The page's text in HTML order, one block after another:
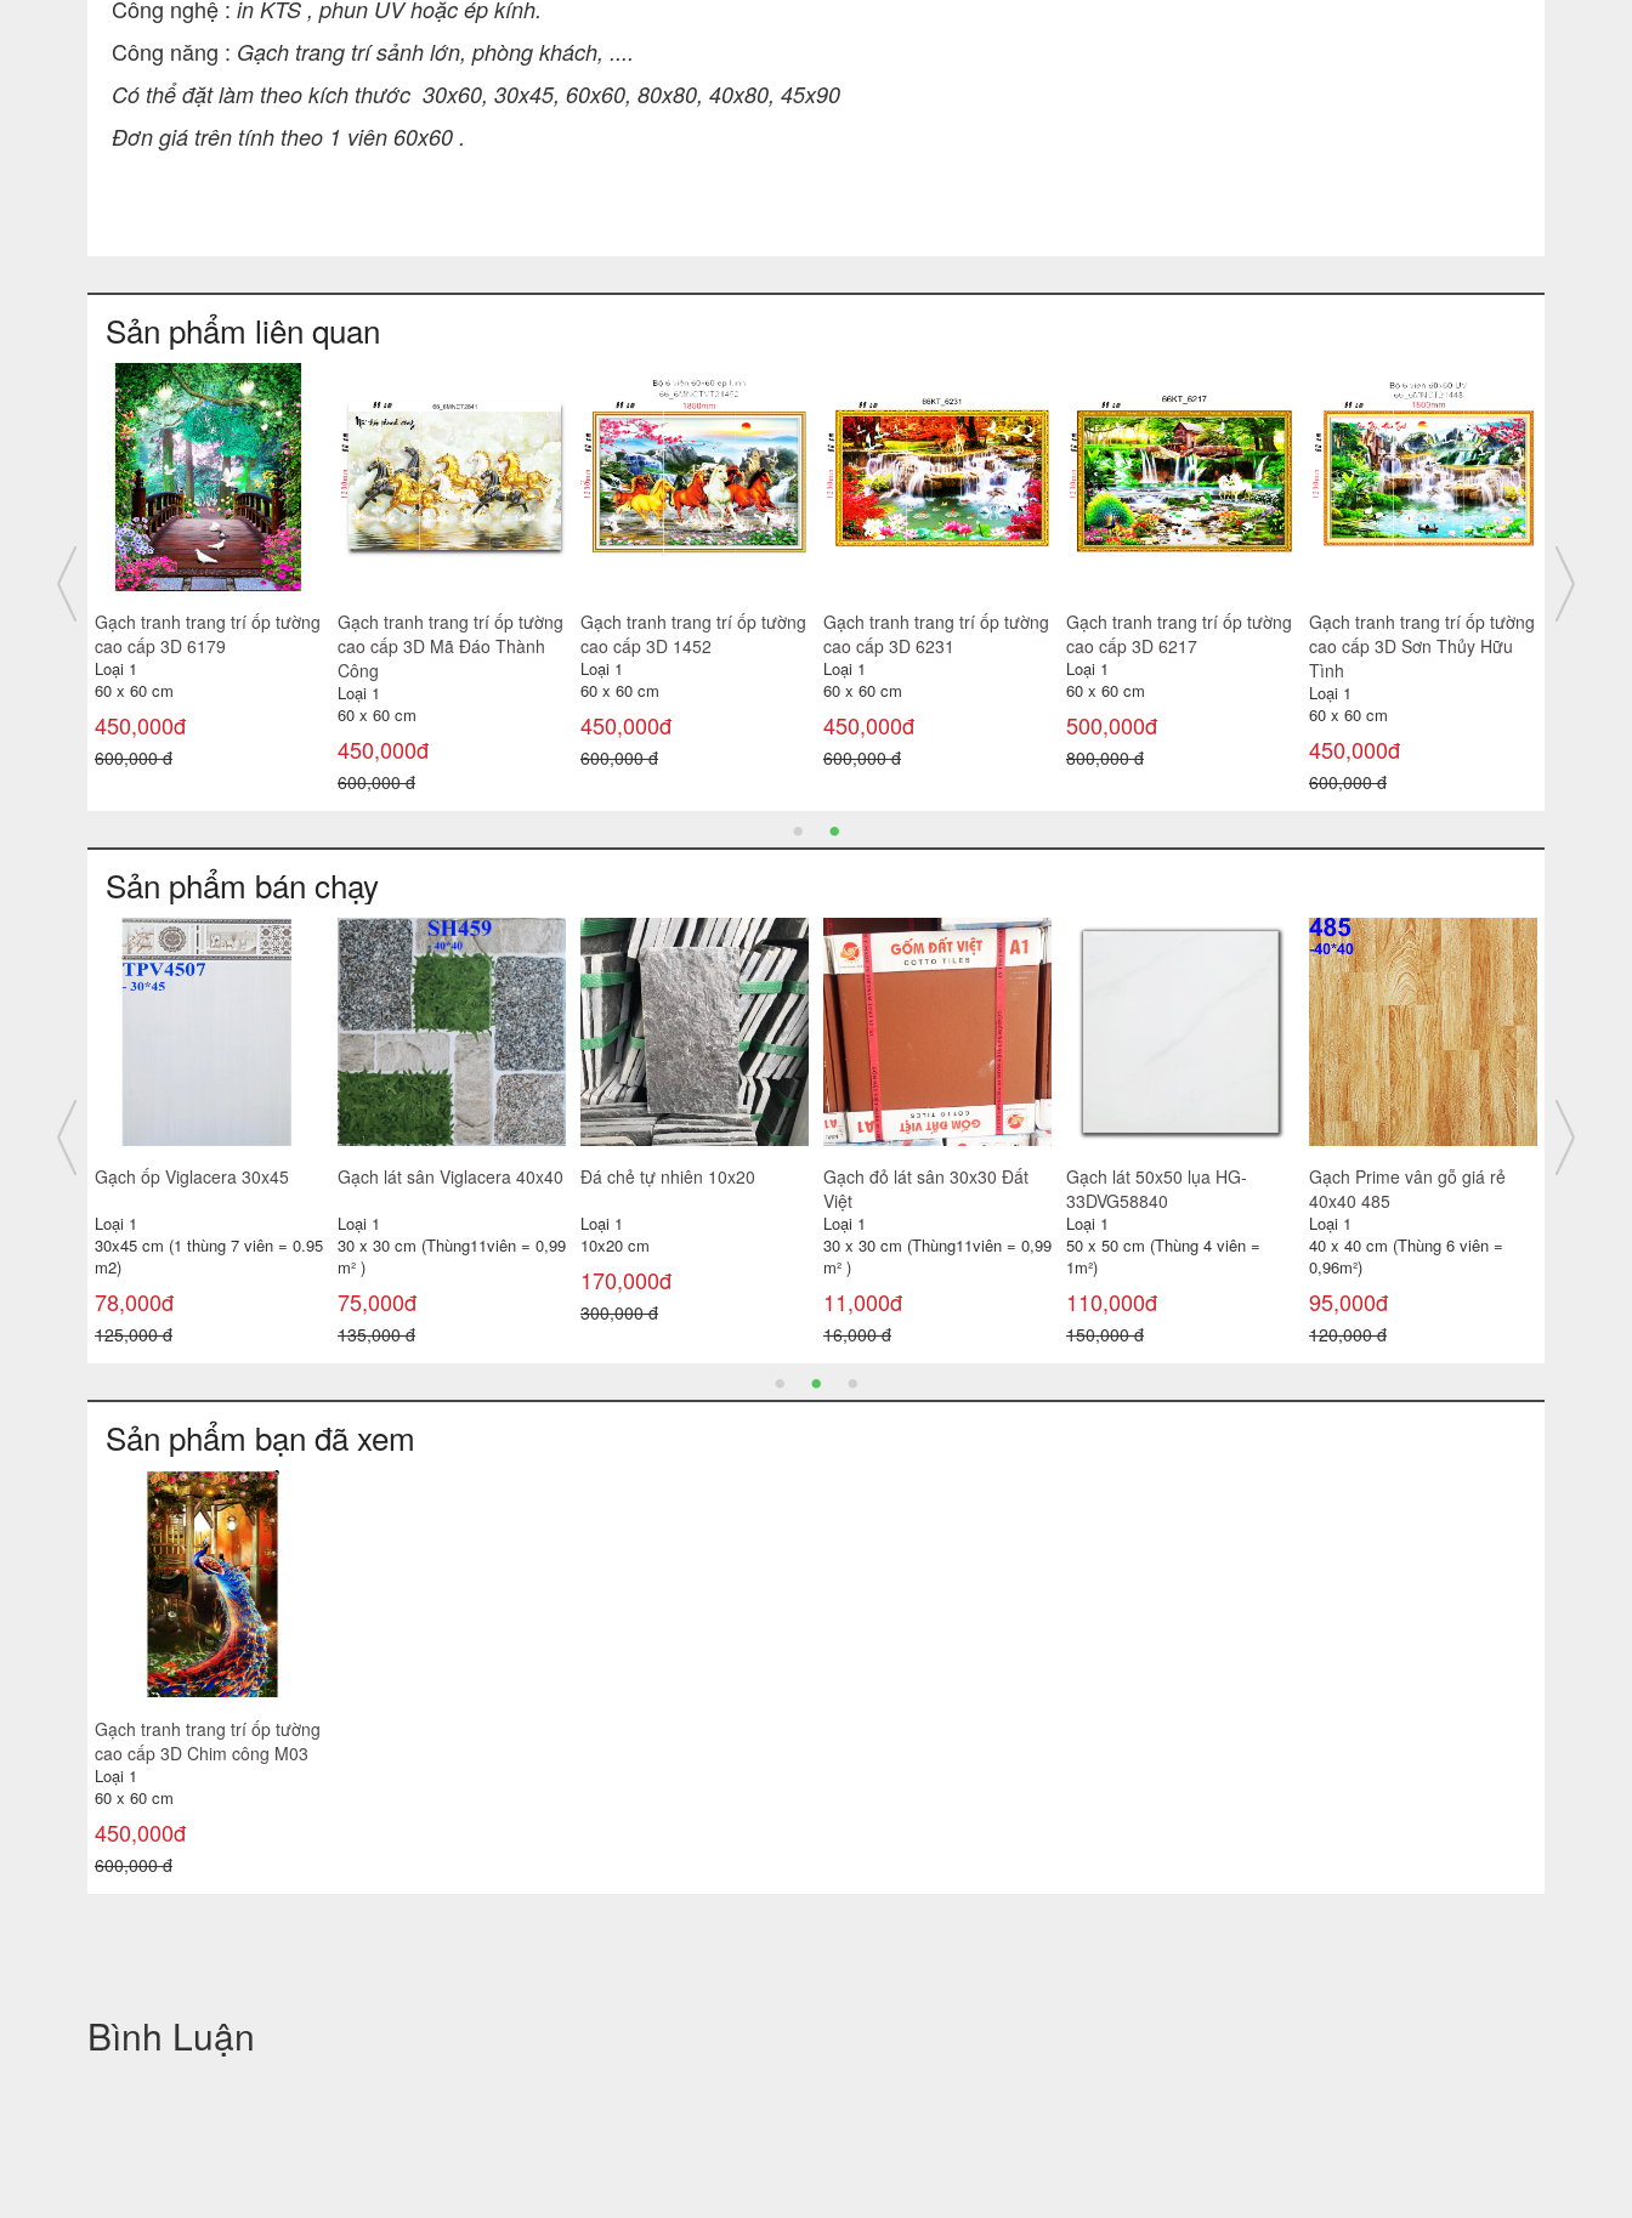
Công nghệ : in KTS , phun UV hoặc ép kính.
Công năng : Gạch trang trí sảnh lớn, phòng khách, ....
Có thể đặt làm theo kích thước 30x60, 30x45, 60x60, 80x80, 40x80, 45x90
Đơn giá trên tính theo 1 viên 60x60 .
Sản phẩm liên quan
ốp tường
Gạch tranh trang trí ốp tường
cao cấp 3D 6985
Loại 1
60 x 60 cm
450,000đ
600,000 đ
Gạch tranh trang trí ốp tường
cao cấp 3D T222
Loại 1
60 x 60 cm
450,000đ
600,000 đ
Gạch tranh trang trí ốp tường
cao cấp 3D Bình Ngọc
Loại 1
60 x 60 cm
450,000đ
800,000 đ
Gạch tranh trang trí ốp tường
cao cấp 3D Đường Hoa
Loại 1
60 x 60 cm
450,000đ
600,000 đ
Gạch tranh trang trí ốp tường
cao cấp 3D Thu Hoạch
Loại 1
60 x 60 cm
450,000đ
600,000 đ
Gạch tranh trang trí ốp tường
cao cấp 3D Sông Quê
Loại 1
60 x 60 cm
450,000đ
600,000 đ
Gạch
Sản phẩm bán chạy
Gạch ốp tường TATA 30x60
Loại 1
30x60 cm ( 1 thùng 6 viên =
1.08 m²
138,000đ
180,000 đ
Gạch ốp tường 25x40 TP-
Loại 1
25x40 cm( 1 thùng 10 viên =
1m2 )
100,000đ
130,000 đ
Gạch đỏ lát sân 30x30 Gốm
Loại 1
30 x 30 cm (Thùng11viên = 0,99
11,000đ
Gạch lát sân Prime 40x40
SV4244
Loại 1
40 x 40 cm (Thùng 6 viên =
0,96 m² )
100,000đ
120,000 đ
Gạch lát 30x30 CP-HA309
Loại 1
30 x 30 cm (Thùng 11 viên =
0,99m²)
185,000đ
220,000 đ
Gạch catalan 60x60 6119
Loại 1
60 x 60 cm (Thùng 4 viên =
1,44m2)
115,000đ
180,000 đ
Gạch đỏ
Sản phẩm bạn đã xem
Gạch tranh trang trí ốp tường
cao cấp 3D Chim công M03
Loại 1
60 x 60 cm
450,000đ
600,000 đ
Bình Luận